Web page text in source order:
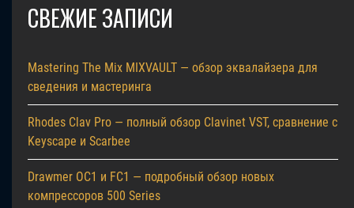
СВЕЖИЕ ЗАПИСИ
Mastering The Mix MIXVAULT — обзор эквалайзера для
сведения и мастеринга
Rhodes Clav Pro — полный обзор Clavinet VST, сравнение с
Keyscape и Scarbee
Drawmer OC1 и FC1 — подробный обзор новых
компрессоров 500 Series